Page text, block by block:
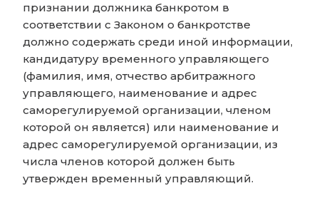
признании должника банкротом в
соответствии с Законом о банкротстве
должно содержать среди иной информации,
кандидатуру временного управляющего
(фамилия, имя, отчество арбитражного
управляющего, наименование и адрес
саморегулируемой организации, членом
которой он является) или наименование и
адрес саморегулируемой организации, из
числа членов которой должен быть
утвержден временный управляющий.